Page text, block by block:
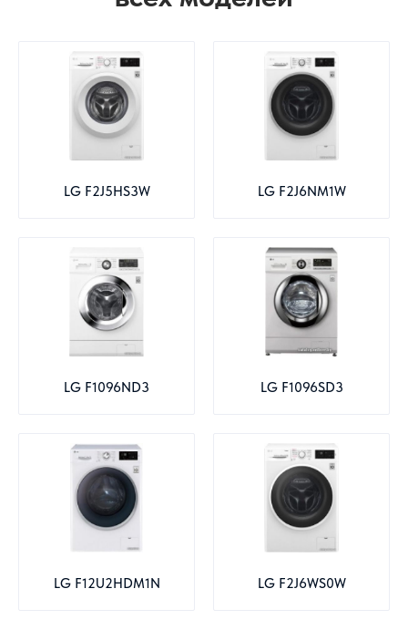
LG F2J5HS3W LG F2J6NM1W
LG F1096ND3 LG F1096SD3
LG F12U2HDM1N LG F2J6WS0W